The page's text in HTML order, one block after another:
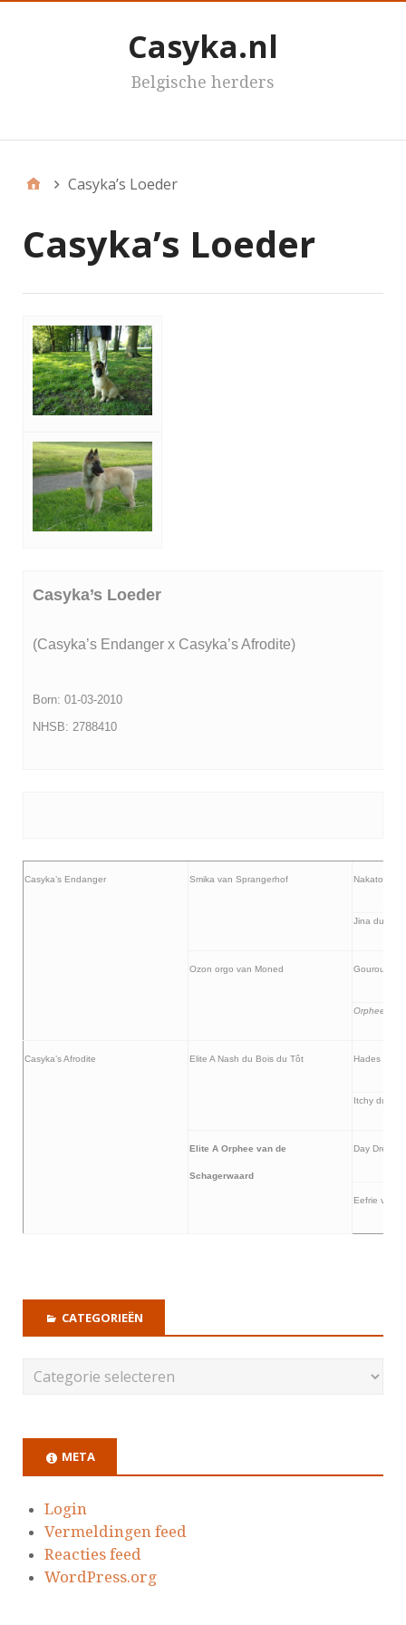
Casyka.nl
Belgische herders
Casyka’s Loeder
Casyka’s Loeder
Casyka’s Loeder
(Casyka’s Endanger x Casyka’s Afrodite)
Born: 01-03-2010
NHSB: 2788410
Casyka’s Endanger Smika van Sprangerhof Nakatomi
Jina du
Ozon orgo van Moned Gourou du
Orphee van
Casyka’s Afrodite Elite A Nash du Bois du Tôt Hades du
Itchy du
Elite A Orphee van de
Schagerwaard
Day Dreem
Eefrie van
CATEGORIEËN
META
Login
Vermeldingen feed
Reacties feed
WordPress.org